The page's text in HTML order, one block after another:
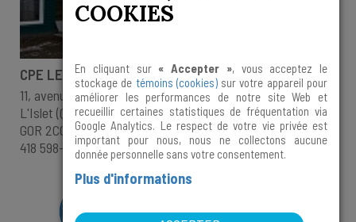
CPE LES COQUINS DE L'ISLET
11, avenue du Héron
L'Islet (Québec)
G0R 2C0
418 598-3758
COOKIES
En cliquant sur« Accepter », vous acceptez le
stockage de témoins (cookies)sur votre appareil pour
améliorer les performances de notre site Web et
recueillir certaines statistiques de fréquentation via
Google Analytics. Le respect de votre vie privée est
important pour nous, nous ne collectons aucune
donnée personnelle sans votre consentement.
Plus d'informations